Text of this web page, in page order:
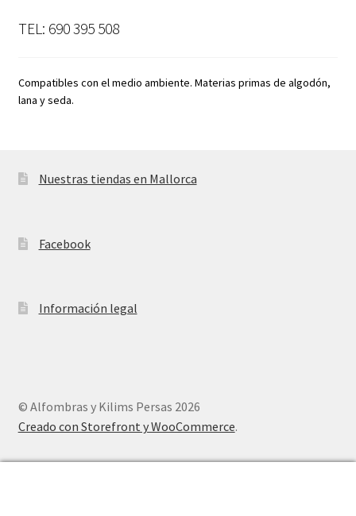
TEL: 690 395 508
Compatibles con el medio ambiente. Materias primas de algodón,
lana y seda.
Nuestras tiendas en Mallorca
Facebook
Información legal
© Alfombras y Kilims Persas 2026
Creado con Storefront y WooCommerce.